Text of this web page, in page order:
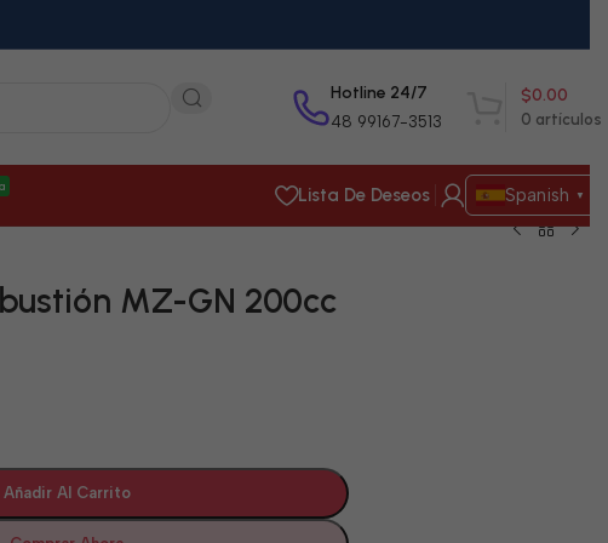
Hotline 24/7
48 99167-3513 0 artículos
$0.00
Lista De Deseos Spanish ▼
MZ-GN 200cc
Añadir Al Carrito